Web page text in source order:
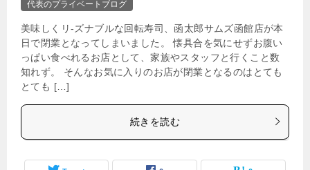
代表のプライベートブログ
美味しくリ-ズナブルな回転寿司、函太郎サムズ函館店が本
日で閉業となってしまいました。 懐具合を気にせずお腹い
っぱい食べれるお店として、家族やスタッフと行くこと数
知れず。 そんなお気に入りのお店が閉業となるのはとても
とても […]
続きを読む